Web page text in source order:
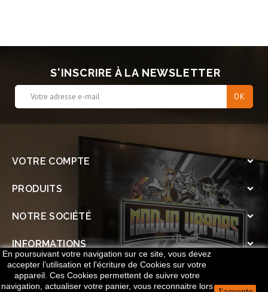
S'INSCRIRE À LA NEWSLETTER
VOTRE COMPTE 
PRODUITS 
NOTRE SOCIÉTÉ 
INFORMATIONS 
SOCIAL
En poursuivant votre navigation sur ce site, vous devez
accepter l’utilisation et l'écriture de Cookies sur votre
appareil. Ces Cookies permettent de suivre votre
navigation, actualiser votre panier, vous reconnaitre lors